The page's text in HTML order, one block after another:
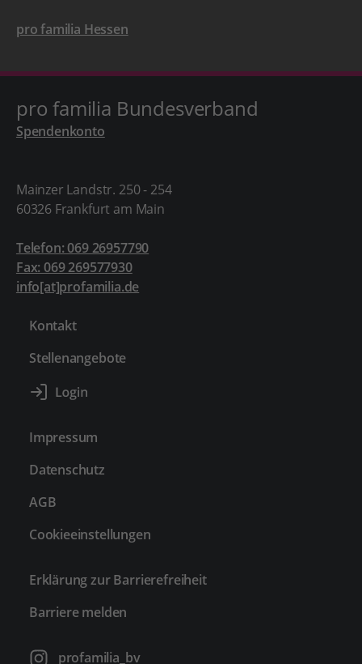
pro familia Hessen
pro familia Bundesverband
Spendenkonto
Mainzer Landstr. 250 - 254
60326 Frankfurt am Main
Telefon: 069 26957790
Fax: 069 269577930
info[at]profamilia.de
Kontakt
Stellenangebote
Impressum
Datenschutz
AGB
Cookieeinstellungen
Erklärung zur Barrierefreiheit
Barriere melden
profamilia_bv